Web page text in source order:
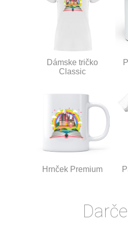
Dámske tričko
Classic
Hrnček Premium